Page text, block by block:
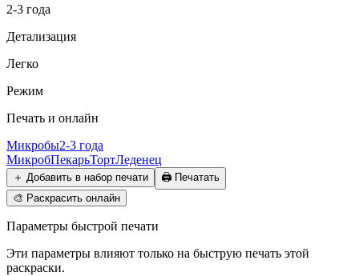
2-3 года
Детализация
Легко
Режим
Печать и онлайн
Микробы2-3 года
МикробПекарьТортЛеденец
＋ Добавить в набор печати 🖨️ Печатать
🎨 Раскрасить онлайн
Параметры быстрой печати
Эти параметры влияют только на быструю печать этой
раскраски.